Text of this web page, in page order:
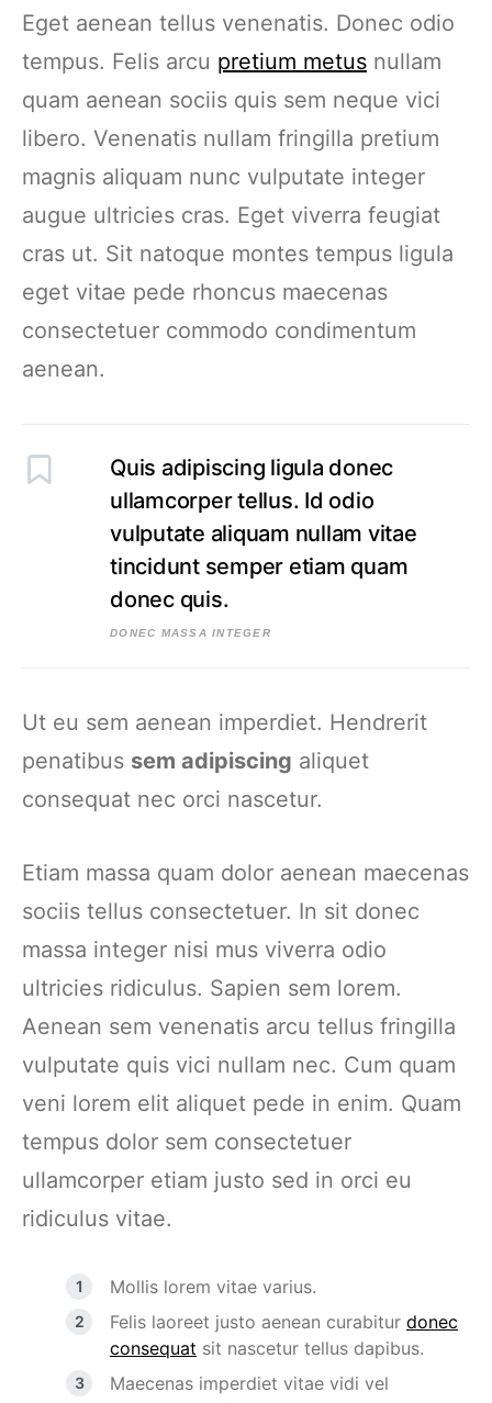
Eget aenean tellus venenatis. Donec odio
tempus. Felis arcu pretium metus nullam
quam aenean sociis quis sem neque vici
libero. Venenatis nullam fringilla pretium
magnis aliquam nunc vulputate integer
augue ultricies cras. Eget viverra feugiat
cras ut. Sit natoque montes tempus ligula
eget vitae pede rhoncus maecenas
consectetuer commodo condimentum
aenean.
Quis adipiscing ligula donec
ullamcorper tellus. Id odio
vulputate aliquam nullam vitae
tincidunt semper etiam quam
donec quis.
DONEC MASSA INTEGER
Ut eu sem aenean imperdiet. Hendrerit
penatibus sem adipiscing aliquet
consequat nec orci nascetur.
Etiam massa quam dolor aenean maecenas
sociis tellus consectetuer. In sit donec
massa integer nisi mus viverra odio
ultricies ridiculus. Sapien sem lorem.
Aenean sem venenatis arcu tellus fringilla
vulputate quis vici nullam nec. Cum quam
veni lorem elit aliquet pede in enim. Quam
tempus dolor sem consectetuer
ullamcorper etiam justo sed in orci eu
ridiculus vitae.
Mollis lorem vitae varius.
Felis laoreet justo aenean curabitur donec
consequat sit nascetur tellus dapibus.
Maecenas imperdiet vitae vidi vel